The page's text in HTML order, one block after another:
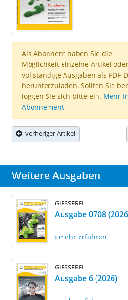
Als Abonnent haben Sie die
Möglichkeit einzelne Artikel oder
vollständige Ausgaben als PDF-
herunterzuladen. Sollten Sie
loggen Sie sich bitte ein. Mehr
Abonnement
vorheriger Artikel
Weitere Ausgaben
GIESSEREI
Ausgabe 0708
› mehr erfahren
GIESSEREI
Ausgabe 6 (2026)